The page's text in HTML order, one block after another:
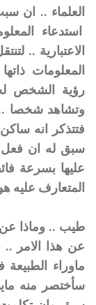
العلماء .. ان
استدعاء
الاعتبارية ..
المعلومات
رؤية الشخص
وتشاهد شخصا ..
فتتذكر انه
سبق له ان فعل
عليها بسرعة
المتعارف عليه
طيب .. وماذا عن
عن هذا الامر ..
ماوراء
سأختصر منه